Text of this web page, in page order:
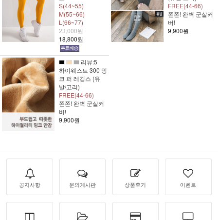
S(44~55)
M(55~66)
L(66~77)
23,000원
18,800원
FREE(44-66)
쫀쫀! 완벽 군살커
버!
9,900원
리뷰:5
하이웨스트 300 밍
크 퍼 레깅스 (유
발/고리)
FREE(44-66)
쫀쫀! 완벽 군살커
버!
9,900원
공지사항 문의게시판 상품후기 이벤트